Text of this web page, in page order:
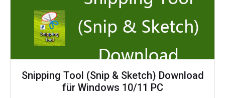
Snipping Tool (Snip & Sketch) Download
für Windows 10/11 PC